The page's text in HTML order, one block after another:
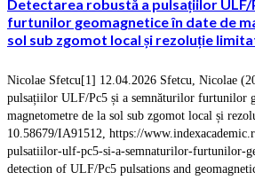
Detectarea robustă a pulsațiilor ULF/
furtunilor geomagnetice în date de
sol sub zgomot local și rezoluție
Nicolae Sfetcu[1] 12.04.2026 Sfetcu, Nicolae
pulsațiilor ULF/Pc5 și a semnăturilor furtunilor
magnetometre de la sol sub zgomot local și
10.58679/IA91512, https://
pulsatiilor-ulf-pc5-si-a-semnaturilor-furtunilor-
detection of ULF/Pc5 pulsations and